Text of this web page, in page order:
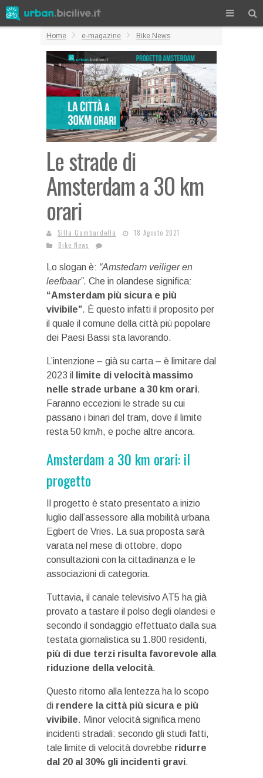
Home e-magazine Bike News
Le strade di
Amsterdam a 30 km
orari
Silla Gambardella
18 Agosto 2021
Bike News
Lo slogan è: “Amstedam veiliger en
leefbaar”. Che in olandese significa:
“Amsterdam più sicura e più
vivibile”. È questo infatti il proposito per
il quale il comune della città più popolare
dei Paesi Bassi sta lavorando.
L’intenzione – già su carta – è limitare dal
2023 il
limite di velocità massimo
nelle strade urbane a 30 km orari.
Faranno eccezioni le strade su cui
passano i binari del tram, dove il limite
resta 50 km/h, e poche altre ancora.
Amsterdam a 30 km orari: il
progetto
Il progetto è stato presentato a inizio
luglio dall’assessore alla mobilità urbana
Egbert de Vries. La sua proposta sarà
varata nel mese di ottobre, dopo
consultazioni con la cittadinanza e le
associazioni di categoria.
Tuttavia, il canale televisivo AT5 ha già
provato a tastare il polso degli olandesi e
secondo il sondaggio effettuato dalla sua
testata giornalistica su 1.800 residenti,
più di due terzi risulta favorevole alla
riduzione della velocità.
Questo ritorno alla lentezza ha lo scopo
di rendere la città più sicura e più
vivibile. Minor velocità significa meno
incidenti stradali: secondo gli studi fatti,
tale limite di velocità dovrebbe ridurre
dal 20 al 30% gli incidenti gravi.